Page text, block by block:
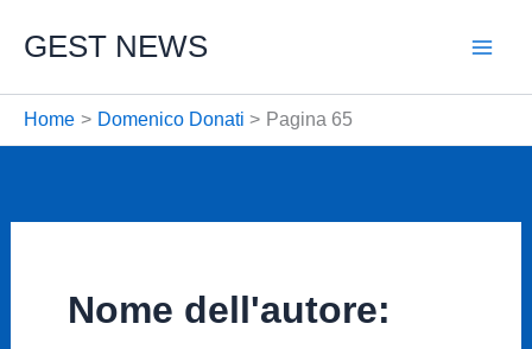
GEST NEWS
Home Domenico Donati Pagina 65
Nome dell'autore: